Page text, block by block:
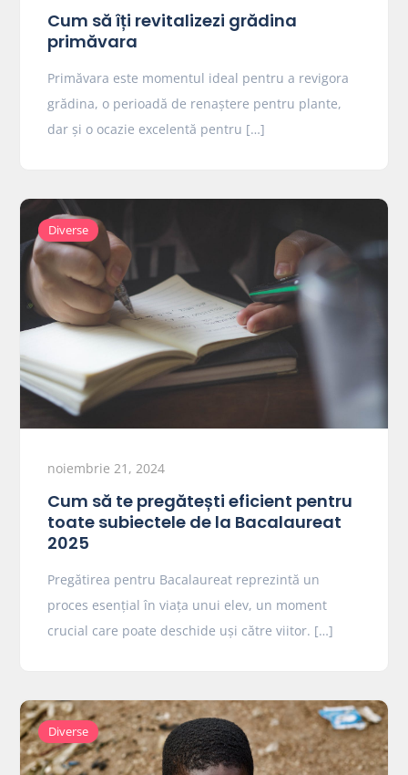
Cum să îți revitalizezi grădina
primăvara
Primăvara este momentul ideal pentru a revigora
grădina, o perioadă de renaștere pentru plante,
dar și o ocazie excelentă pentru […]
Diverse
noiembrie 21, 2024
Cum să te pregătești eficient pentru
toate subiectele de la Bacalaureat
2025
Pregătirea pentru Bacalaureat reprezintă un
proces esențial în viața unui elev, un moment
crucial care poate deschide uși către viitor. […]
Diverse